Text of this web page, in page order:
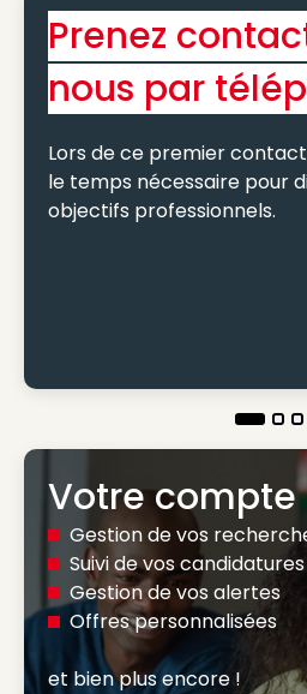
Prenez
nous par
Lors de ce premier
le temps nécessaire pour
objectifs professionnels.
Votre compte
Gestion de vos
Suivi de vos candidatures
Gestion de vos alertes
Offres personnalisées
et bien plus encore !